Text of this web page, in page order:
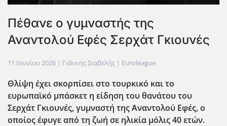
Πέθανε ο γυμναστής της
Αναντολού Εφές Σερχάτ Γκιουνές
11 Ιουνίου 2026 | Γιάννης Σιαβελής | Euroleague
Θλίψη έχει σκορπίσει στο τουρκικό και το
ευρωπαϊκό μπάσκετ η είδηση του θανάτου του
Σερχάτ Γκιουνές, γυμναστή της Αναντολού Εφές, ο
οποίος έφυγε από τη ζωή σε ηλικία μόλις 40 ετών.